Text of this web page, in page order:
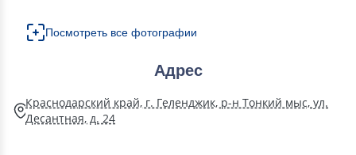
Посмотреть все фотографии
Адрес
Краснодарский край, г. Геленджик, р-н Тонкий мыс, ул.
Десантная, д. 24